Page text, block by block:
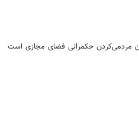
مردمی‌کردن حکمرانی فضای مجازی است